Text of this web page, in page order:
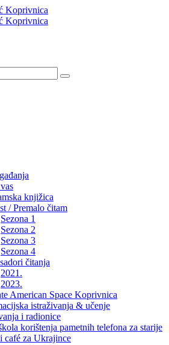
knjižica
/ Premalo čitam
Sezona 1
Sezona 2
Sezona 3
Sezona 4
čitanja
2021.
2023.
American Space Koprivnica
istraživanja & učenje
i radionice
korištenja pametnih telefona za starije
café za Ukrajince